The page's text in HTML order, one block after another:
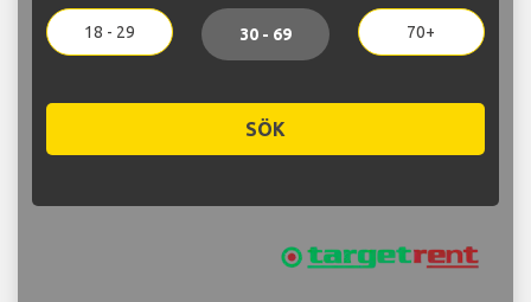
18 - 29 30 - 69 70+
SÖK